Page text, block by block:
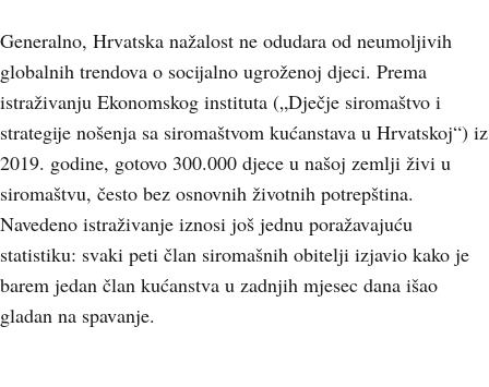
Generalno, Hrvatska nažalost ne odudara od neumoljivih
globalnih trendova o socijalno ugroženoj djeci. Prema
istraživanju Ekonomskog instituta („Dječje siromaštvo i
strategije nošenja sa siromaštvom kućanstava u Hrvatskoj“) iz
2019. godine, gotovo 300.000 djece u našoj zemlji živi u
siromaštvu, često bez osnovnih životnih potrepština.
Navedeno istraživanje iznosi još jednu poražavajuću
statistiku: svaki peti član siromašnih obitelji izjavio kako je
barem jedan član kućanstva u zadnjih mjesec dana išao
gladan na spavanje.